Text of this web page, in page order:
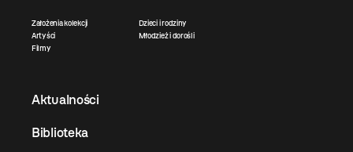
Założenia kolekcji
Artyści
Filmy
Dzieci i rodziny
Młodzież i dorośli
Aktualności
Biblioteka